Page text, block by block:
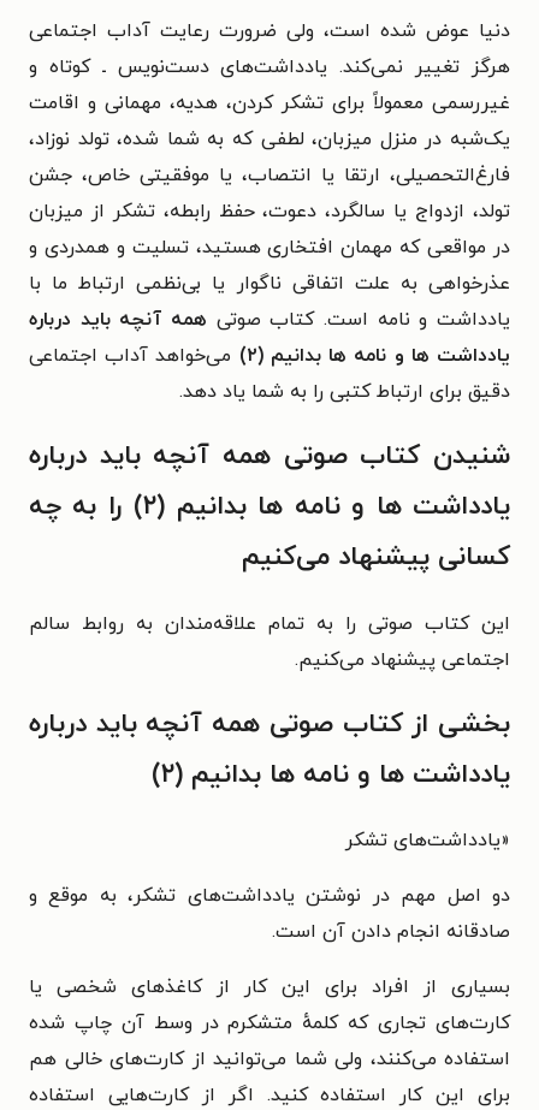
دنیا عوض شده است، ولی ضرورت رعایت آداب اجتماعی
هرگز تغییر نمی‌کند. یادداشت‌های دست‌نویس ـ کوتاه و
غیررسمی معمولاً برای تشکر کردن، هدیه، مهمانی و اقامت
یک‌شبه در منزل میزبان، لطفی که به شما شده، تولد نوزاد،
فارغ‌التحصیلی، ارتقا یا انتصاب، یا موفقیتی خاص، جشن
تولد، ازدواج یا سالگرد، دعوت، حفظ رابطه، تشکر از میزبان
در مواقعی که مهمان افتخاری هستید، تسلیت و همدردی و
عذرخواهی به علت اتفاقی ناگوار یا بی‌نظمی ارتباط ما با
یادداشت و نامه است. کتاب صوتی همه آنچه باید درباره
یادداشت ها و نامه ها بدانیم (۲)
می‌خواهد آداب اجتماعی
دقیق برای ارتباط کتبی را به شما یاد دهد.
شنیدن کتاب صوتی همه آنچه باید درباره
یادداشت ها و نامه ها بدانیم (۲) را به چه
کسانی پیشنهاد می‌کنیم
این کتاب صوتی را به تمام علاقه‌مندان به روابط سالم
اجتماعی پیشنهاد می‌کنیم.
بخشی از کتاب صوتی همه آنچه باید درباره
یادداشت ها و نامه ها بدانیم (۲)
«یادداشت‌های تشکر
دو اصل مهم در نوشتن یادداشت‌های تشکر، به موقع و
صادقانه انجام دادن آن است.
بسیاری از افراد برای این کار از کاغذهای شخصی یا
کارت‌های تجاری که کلمهٔ متشکرم در وسط آن چاپ شده
استفاده می‌کنند، ولی شما می‌توانید از کارت‌های خالی هم
برای این کار استفاده کنید. اگر از کارت‌هایی استفاده